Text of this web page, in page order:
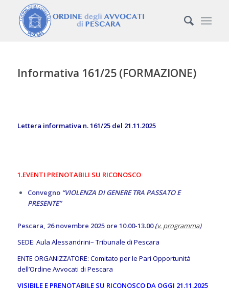
Informativa 161/25 (FORMAZIONE)
Lettera informativa n. 161/25 del 21.11.2025
1.EVENTI PRENOTABILI SU RICONOSCO
Convegno“VIOLENZA DI GENERE TRA PASSATO E
PRESENTE”
Pescara, 26 novembre 2025 ore 10.00-13.00(v. programma)
SEDE: Aula Alessandrini– Tribunale di Pescara
ENTE ORGANIZZATORE: Comitato per le Pari Opportunità
dell’Ordine Avvocati di Pescara
VISIBILE E PRENOTABILE SU RICONOSCO DA OGGI 21.11.2025